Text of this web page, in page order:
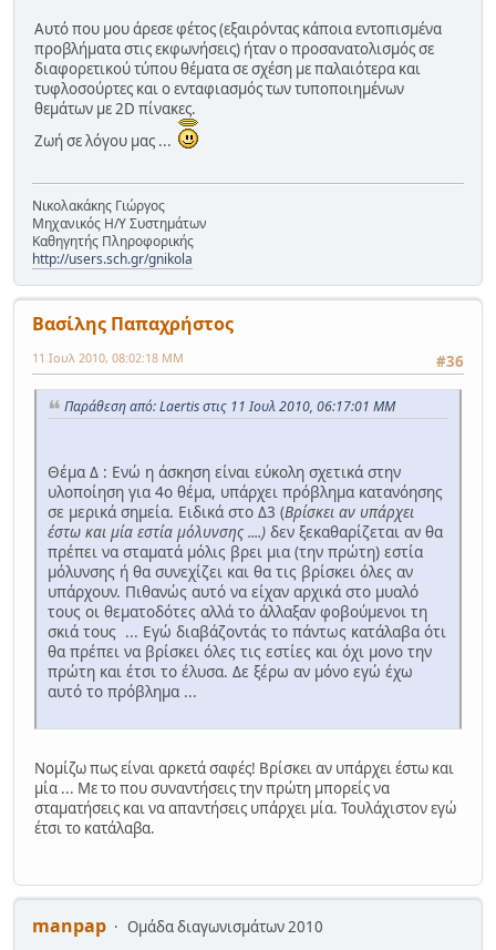
Αυτό που μου άρεσε φέτος (εξαιρόντας κάποια εντοπισμένα
προβλήματα στις εκφωνήσεις) ήταν ο προσανατολισμός σε
διαφορετικού τύπου θέματα σε σχέση με παλαιότερα και
τυφλοσούρτες και ο ενταφιασμός των τυποποιημένων
θεμάτων με 2D πίνακες.
Ζωή σε λόγου μας ...
Νικολακάκης Γιώργος
Μηχανικός Η/Υ Συστημάτων
Καθηγητής Πληροφορικής
http://users.sch.gr/gnikola
Βασίλης Παπαχρήστος
#36
11 Ιουλ 2010, 08:02:18 ΜΜ
Παράθεση από: Laertis στις 11 Ιουλ 2010, 06:17:01 ΜΜ
Θέμα Δ : Ενώ η άσκηση είναι εύκολη σχετικά στην
υλοποίηση για 4ο θέμα, υπάρχει πρόβλημα κατανόησης
σε μερικά σημεία. Ειδικά στο Δ3 (Βρίσκει αν υπάρχει
έστω και μία εστία μόλυνσης ....) δεν ξεκαθαρίζεται αν θα
πρέπει να σταματά μόλις βρει μια (την πρώτη) εστία
μόλυνσης ή θα συνεχίζει και θα τις βρίσκει όλες αν
υπάρχουν. Πιθανώς αυτό να είχαν αρχικά στο μυαλό
τους οι θεματοδότες αλλά το άλλαξαν φοβούμενοι τη
σκιά τους ... Εγώ διαβάζοντάς το πάντως κατάλαβα ότι
θα πρέπει να βρίσκει όλες τις εστίες και όχι μονο την
πρώτη και έτσι το έλυσα. Δε ξέρω αν μόνο εγώ έχω
αυτό το πρόβλημα ...
Νομίζω πως είναι αρκετά σαφές! Βρίσκει αν υπάρχει έστω και
μία ... Με το που συναντήσεις την πρώτη μπορείς να
σταματήσεις και να απαντήσεις υπάρχει μία. Τουλάχιστον εγώ
έτσι το κατάλαβα.
manpap Ομάδα διαγωνισμάτων 2010